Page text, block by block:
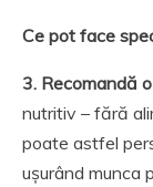
Ce pot face
3. Recomandă
nutritiv – fără
poate astfel
ușurând munca